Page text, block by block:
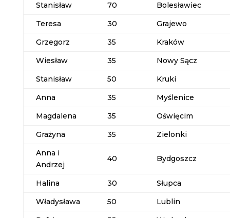
Stanisław
70
Bolesławiec
Teresa
30
Grajewo
Grzegorz
35
Kraków
Wiesław
35
Nowy Sącz
Stanisław
50
Kruki
Anna
35
Myślenice
Magdalena
35
Oświęcim
Grażyna
35
Zielonki
Anna i
Andrzej
40 Bydgoszcz
Halina 30
Słupca
Władysława
50
Lublin